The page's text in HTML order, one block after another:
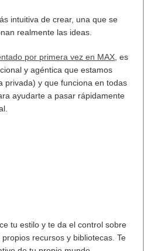
intuitiva de crear, una que se
realmente las ideas.
por primera vez en MAX , es
y agéntica que estamos
privada) y que funciona en todas
ayudarte a pasar rápidamente
tu estilo y te da el control sobre
recursos y bibliotecas. Te